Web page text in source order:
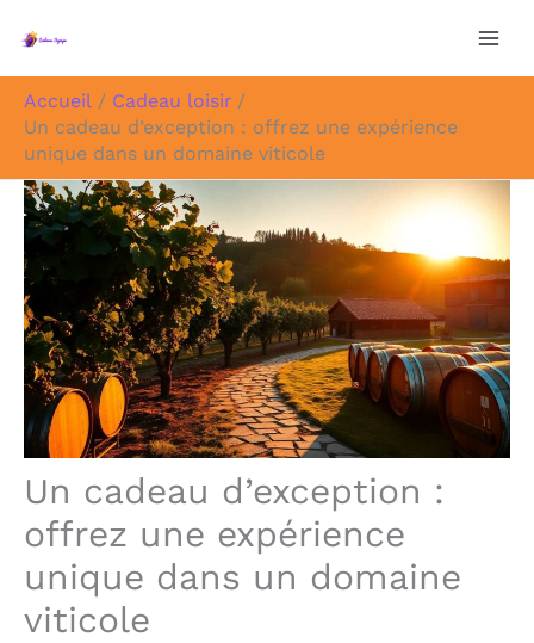
Accueil
Cadeau loisir
Un cadeau d’exception : offrez une expérience
unique dans un domaine viticole
Un cadeau d’exception :
offrez une expérience
unique dans un domaine
viticole